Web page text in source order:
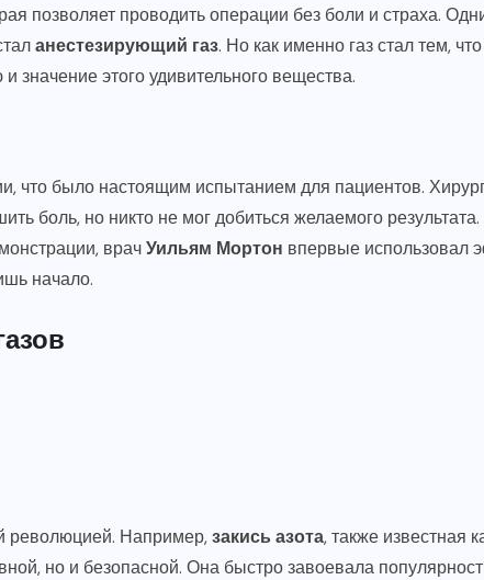
позволяет проводить операции без боли и страха.
анестезирующий газ. Но как именно газ стал тем,
значение этого удивительного вещества.
что было настоящим испытанием для пациентов.
боль, но никто не мог добиться желаемого
врачУильям Мортон впервые использовал
начало.
революцией. Например,закись азота, также известная
но и безопасной. Она быстро завоевала
смерть: развенчиваем
и рассматриваем факты